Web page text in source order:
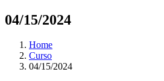
04/15/2024
Home
Curso
04/15/2024